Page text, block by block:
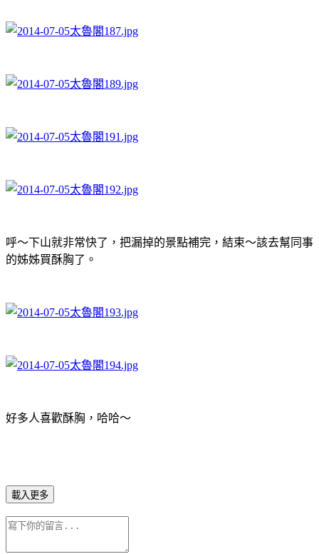
呼～下山就非常快了，把漏掉的景點補完，結束～該去幫同事
的姊姊買酥胸了。
好多人喜歡酥胸，哈哈～
載入更多